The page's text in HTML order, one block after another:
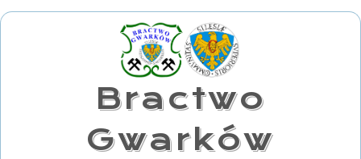
Bractwo
Gwarków